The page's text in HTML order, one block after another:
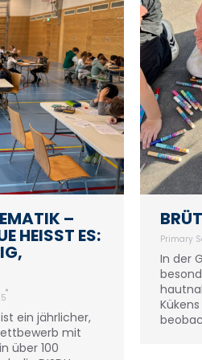
–
HEISST ES: A
K
ein jährlicher,
mit
über 100
Primary
In der